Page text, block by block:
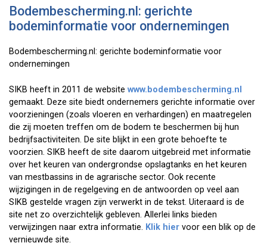
Bodembescherming.nl: gerichte
bodeminformatie voor ondernemingen
Bodembescherming.nl: gerichte bodeminformatie voor
ondernemingen
SIKB heeft in 2011 de website www.bodembescherming.nl
gemaakt. Deze site biedt ondernemers gerichte informatie over
voorzieningen (zoals vloeren en verhardingen) en maatregelen
die zij moeten treffen om de bodem te beschermen bij hun
bedrijfsactiviteiten. De site blijkt in een grote behoefte te
voorzien. SIKB heeft de site daarom uitgebreid met informatie
over het keuren van ondergrondse opslagtanks en het keuren
van mestbassins in de agrarische sector. Ook recente
wijzigingen in de regelgeving en de antwoorden op veel aan
SIKB gestelde vragen zijn verwerkt in de tekst. Uiteraard is de
site net zo overzichtelijk gebleven. Allerlei links bieden
verwijzingen naar extra informatie. Klik hier voor een blik op de
vernieuwde site.